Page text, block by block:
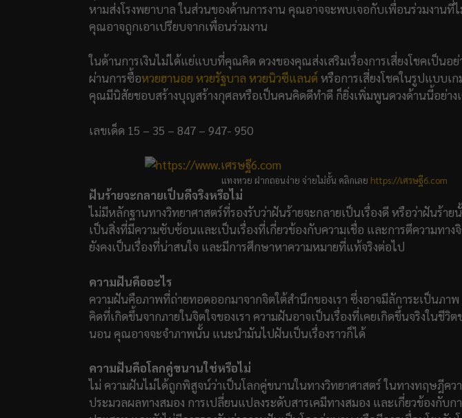
หามส่งโรงพยาบาล ในส่วนของด้านการงาน คุณอาจจะพบเจอกับเพื่อนร่วมงานที่
คุณอาจถูกเอาเปรียบจากเพื่อนร่วมงาน
ในด้านการเงินไม่ได้แย่แบบที่คุณคิด ดวงของคุณส่งเสริมเรื่องการเสี่ยงโชคเป็นอย่
ผ่านการซื้อหวยฮานอย หวยรัฐบาล หวยนิวซีแลนด์ หรือการเสี่ยงโชคในรูปแบบเก
คุณมีนิสัยชอบสร้างบุญสร้างกุศลหรือเป็นคนคิดดีทำดี ก็ยิ่งเพิ่มพูนดวงด้านนี้อย่าง
เลขเด็ด 15 – 35 – 847 – 947- 950
แทงหวย ฝากถอนง่าย จ่ายไม่อั้น คลิกเลย https://เศรษฐี6.com
ฝันร้ายจะกลายเป็นดีจริงหรือไม่
ไม่มีหลักฐานทางวิทยาศาสตร์ที่รองรับว่าฝันร้ายจะกลายเป็นเรื่องดี หรือว่าฝันร้าย
เป็นสิ่งที่มีความซับซ้อนและเป็นเรื่องที่เกี่ยวข้องกับความเชื่อ และการตีความทาง
ยังคงเป็นเรื่องที่น่าสนใจ และมีการศึกษาหาความหมายที่แท้จริงต่อไป
ความฝันคืออะไร
ความฝันคือภาพที่ถ่ายทอดออกมาจากจิตใต้สำนึกของเรา ซึ่งอาจมีลัการะเป็นภาพ
คิดที่เกิดขึ้นจากภายในจิตใจของเรา ความฝันอาจเป็นเรื่องที่เคยเกิดขึ้นจริงในชีวิ
นอน คุณอาจจะจำภาพนั้น แนะนำมันไปฝันเป็นเรื่องราวก็ได้
ความฝันคือโลกคู่ขนานใช่หรือไม่
ไม่ ความฝันไม่ได้ถูกพิสูจน์ว่าเป็นโลกคู่ขนานในทางวิทยาศาสตร์ ในทางทฤษฎีคว
ประมวลผลทางสมอง การเปลี่ยนแปลงระดับสารเคมีทางสมอง และเกี่ยวข้องกับก